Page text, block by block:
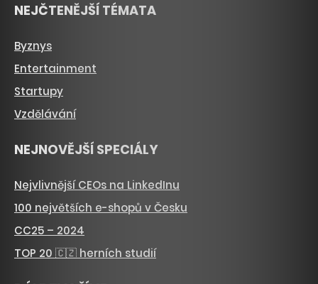
NEJČTENĚJŠÍ TÉMATA
Byznys
Entertainment
Startupy
Vzdělávání
NEJNOVĚJŠÍ SPECIÁLY
Nejvlivnější CEOs na LinkedInu
100 největších e-shopů v Česku
CC25 – 2024
TOP 20 🇨🇿 herních studií